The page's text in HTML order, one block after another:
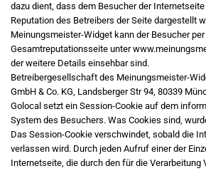
dazu dient, dass dem Besucher der
Reputation des Betreibers der Seite dargestellt
Meinungsmeister-Widget kann der Besucher
Gesamtreputationsseite unter
der weitere Details einsehbar sind.
Betreibergesellschaft des Meinungsmeister-
GmbH & Co. KG, Landsberger Str 94, 80339
Golocal setzt ein Session-Cookie auf dem
System des Besuchers. Was Cookies sind,
Das Session-Cookie verschwindet, sobald die
verlassen wird. Durch jeden Aufruf einer der
Internetseite, die durch den für die Verarbeitung